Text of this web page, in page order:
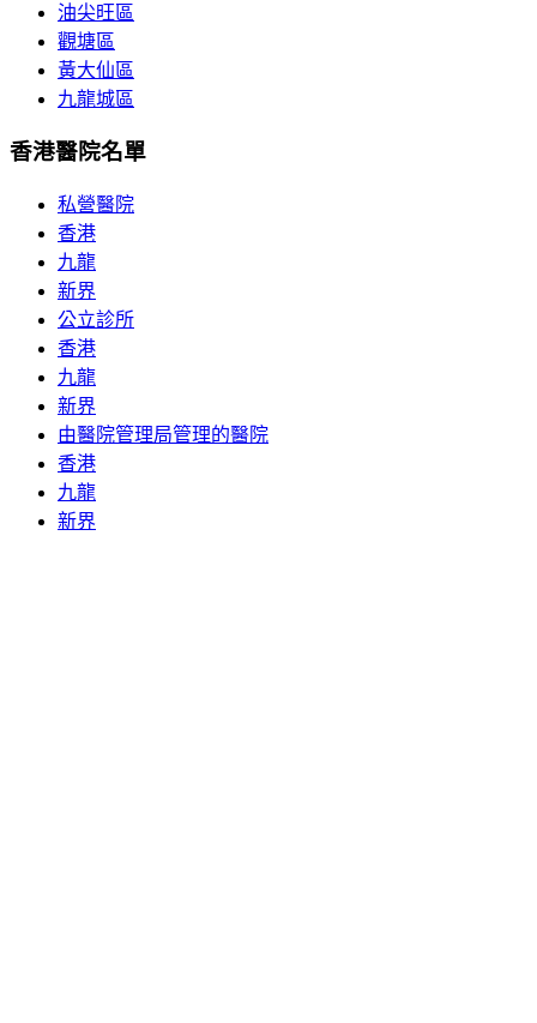
油尖旺區
觀塘區
黃大仙區
九龍城區
香港醫院名單
私營醫院
香港
九龍
新界
公立診所
香港
九龍
新界
由醫院管理局管理的醫院
香港
九龍
新界